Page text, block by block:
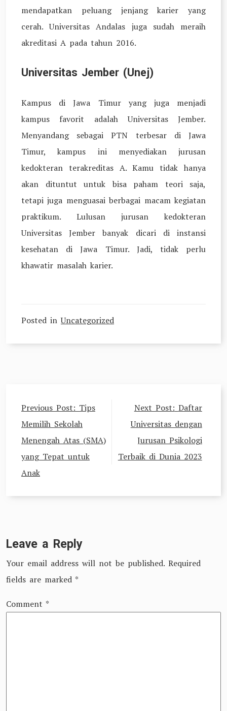
mendapatkan peluang jenjang karier yang
cerah. Universitas Andalas juga sudah meraih
akreditasi A pada tahun 2016.
Universitas Jember (Unej)
Kampus di Jawa Timur yang juga menjadi
kampus favorit adalah Universitas Jember.
Menyandang sebagai PTN terbesar di Jawa
Timur, kampus ini menyediakan jurusan
kedokteran terakreditas A. Kamu tidak hanya
akan dituntut untuk bisa paham teori saja,
tetapi juga menguasai berbagai macam kegiatan
praktikum. Lulusan jurusan kedokteran
Universitas Jember banyak dicari di instansi
kesehatan di Jawa Timur. Jadi, tidak perlu
khawatir masalah karier.
Posted inUncategorized
Post
navigation
Previous Post: Tips
Memilih Sekolah
Menengah Atas (SMA)
yang Tepat untuk
Anak
Next Post: Daftar
Universitas dengan
Jurusan Psikologi
Terbaik di Dunia 2023
Leave a Reply
Your email address will not be published. Required
fields are marked *
Comment *